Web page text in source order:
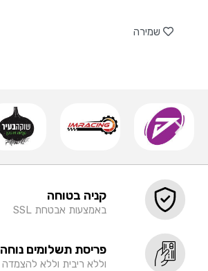
שמירה
קניה בטוחה
באמצעות אבטחת SSL
פריסת תשלומים נוחה
וללא ריבית וללא להצמדה